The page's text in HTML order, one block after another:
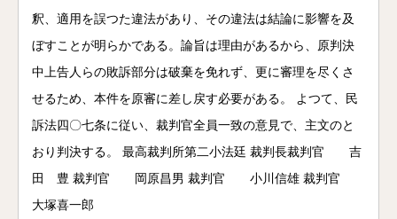
釈、適用を誤つた違法があり、その違法は結論に影響を及
ぼすことが明らかである。論旨は理由があるから、原判決
中上告人らの敗訴部分は破棄を免れず、更に審理を尽くさ
せるため、本件を原審に差し戻す必要がある。 よつて、民
訴法四〇七条に従い、裁判官全員一致の意見で、主文のと
おり判決する。 最高裁判所第二小法廷 裁判長裁判官 吉
田 豊 裁判官 岡原昌男 裁判官 小川信雄 裁判官
大塚喜一郎